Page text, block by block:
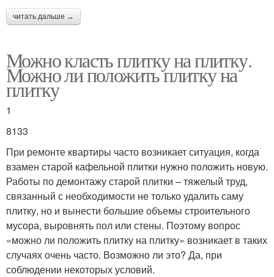
читать дальше →
Можно класть плитку на плитку.
Можно ли положить плитку на
плитку
1
8133
При ремонте квартиры часто возникает ситуация, когда
взамен старой кафельной плитки нужно положить новую.
Работы по демонтажу старой плитки – тяжелый труд,
связанный с необходимости не только удалить саму
плитку, но и вынести большие объемы строительного
мусора, выровнять пол или стены. Поэтому вопрос
«можно ли положить плитку на плитку» возникает в таких
случаях очень часто. Возможно ли это? Да, при
соблюдении некоторых условий.